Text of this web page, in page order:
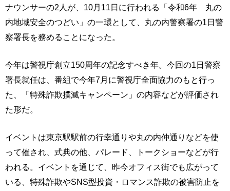
ナウンサーの2人が、10月11日に行われる「令和6年 丸の
内地域安全のつどい」の一環として、丸の内警察署の1日警
察署長を務めることになった。
今年は警視庁創立150周年の記念すべき年。今回の1日警察
署長就任は、番組で今年7月に警視庁全面協力のもと行っ
た、「特殊詐欺撲滅キャンペーン」の内容などが評価され
た形だ。
イベントは東京駅駅前の行幸通りや丸の内仲通りなどを使
って催され、式典の他、パレード、トークショーなどが行
われる。イベントを通じて、昨今オフィス街でも広がって
いる、特殊詐欺やSNS型投資・ロマンス詐欺の被害防止を